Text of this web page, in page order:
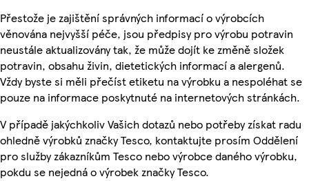
Přestože je zajištění správných informací o výrobcích
věnována nejvyšší péče, jsou předpisy pro výrobu potravin
neustále aktualizovány tak, že může dojít ke změně složek
potravin, obsahu živin, dietetických informací a alergenů.
Vždy byste si měli přečíst etiketu na výrobku a nespoléhat se
pouze na informace poskytnuté na internetových stránkách.
V případě jakýchkoliv Vašich dotazů nebo potřeby získat radu
ohledně výrobků značky Tesco, kontaktujte prosím Oddělení
pro služby zákazníkům Tesco nebo výrobce daného výrobku,
pokdu se nejedná o výrobek značky Tesco.